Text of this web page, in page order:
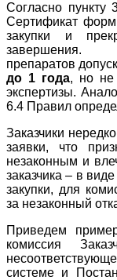
Согласно
Сертификат
закупки и
завершения.
препаратов
до 1 года, но не
экспертизы.
6.4 Правил
Заказчики
заявки, что
незаконным и
заказчика – в
закупки, для
за незаконный
Приведем
комиссия
системе и